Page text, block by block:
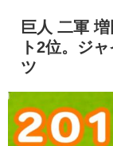
巨人 二軍
ト2位。ジ
ツ